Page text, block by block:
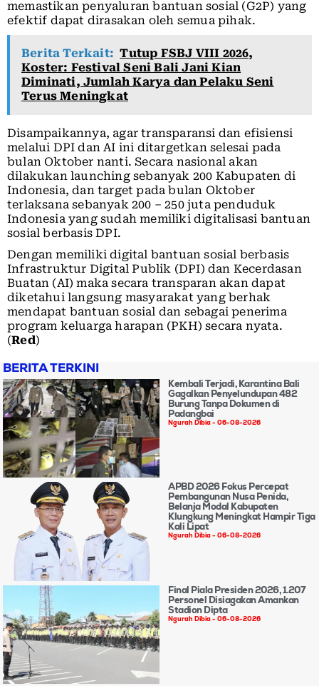
memastikan penyaluran bantuan sosial (G2P) yang
efektif dapat dirasakan oleh semua pihak.
Berita Terkait: Tutup FSBJ VIII 2026,
Koster: Festival Seni Bali Jani Kian
Diminati, Jumlah Karya dan Pelaku Seni
Terus Meningkat
Disampaikannya, agar transparansi dan efisiensi
melalui DPI dan AI ini ditargetkan selesai pada
bulan Oktober nanti. Secara nasional akan
dilakukan launching sebanyak 200 Kabupaten di
Indonesia, dan target pada bulan Oktober
terlaksana sebanyak 200 – 250 juta penduduk
Indonesia yang sudah memiliki digitalisasi bantuan
sosial berbasis DPI.
Dengan memiliki digital bantuan sosial berbasis
Infrastruktur Digital Publik (DPI) dan Kecerdasan
Buatan (AI) maka secara transparan akan dapat
diketahui langsung masyarakat yang berhak
mendapat bantuan sosial dan sebagai penerima
program keluarga harapan (PKH) secara nyata.
(Red)
BERITA TERKINI
Kembali Terjadi, Karantina Bali
Gagalkan Penyelundupan 482
Burung Tanpa Dokumen di
Padangbai
Ngurah Dibia 06-08-2026
APBD 2026 Fokus Percepat
Pembangunan Nusa Penida,
Belanja Modal Kabupaten
Klungkung Meningkat Hampir Tiga
Kali Lipat
Ngurah Dibia 06-08-2026
Final Piala Presiden 2026, 1.207
Personel Disiagakan Amankan
Stadion Dipta
Ngurah Dibia 06-08-2026